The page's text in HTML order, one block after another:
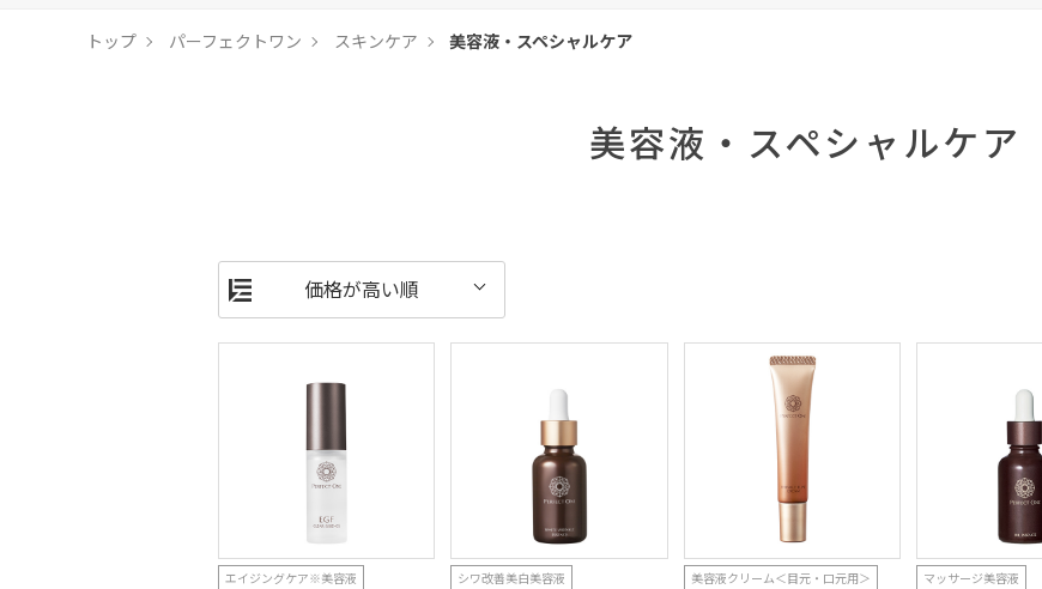
トップ パーフェクトワン スキンケア 美容液・スペシャルケア
美容液・スペシャルケア
エイジングケア※美容液 シワ改善美白美容液 美容液クリーム＜目元・口元用＞ マッサージ美容液